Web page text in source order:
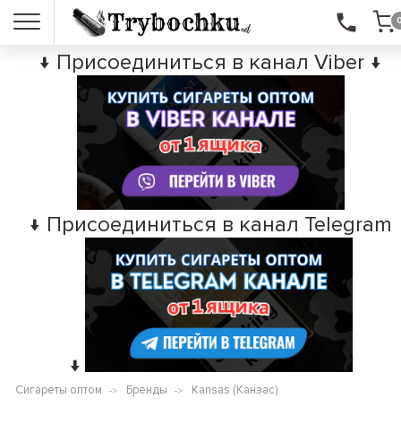
↓ Присоединиться в канал Viber ↓
↓ Присоединиться в канал Telegram
↓
Сигареты оптом Бренды Kansas (Канзас)